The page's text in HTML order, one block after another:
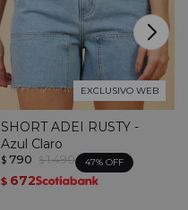
EXCLUSIVO WEB
SHORT ADEI RUSTY -
Azul Claro
$ 790 $ 1.490 47
$ 672